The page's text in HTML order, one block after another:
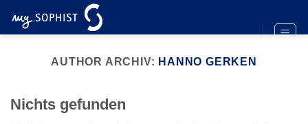
Inhalt
AUTHOR ARCHIV: HANNO GERKEN
Nichts gefunden